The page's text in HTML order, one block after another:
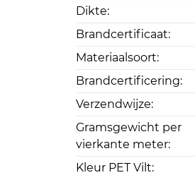
Dikte:
Brandcertificaat:
Materiaalsoort:
Brandcertificering:
Verzendwijze:
Gramsgewicht per
vierkante meter:
Kleur PET Vilt: